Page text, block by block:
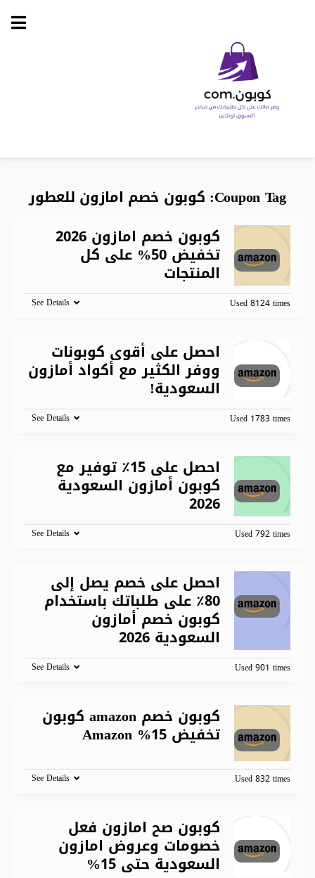
Skip
Coupon Tag: كوبون خصم امازون للعطور
كوبون خصم امازون 2026
تخفيض 50% على كل
المنتجات
Used 8124 times
See Details
احصل على أقوى كوبونات
ووفر الكثير مع أكواد أمازون
السعودية!
Used 1783 times
See Details
احصل على 15٪ توفير مع
كوبون أمازون السعودية
2026
Used 792 times
See Details
احصل على خصم يصل إلى
80٪ على طلباتك باستخدام
كوبون خصم أمازون
السعودية 2026
Used 901 times
See Details
كوبون خصم amazon كوبون
تخفيض 15% Amazon
Used 832 times
See Details
كوبون صح امازون فعل
خصومات وعروض امازون
السعودية حتى 15%